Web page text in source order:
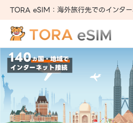
TORA eSIM：海外旅行先でのインター